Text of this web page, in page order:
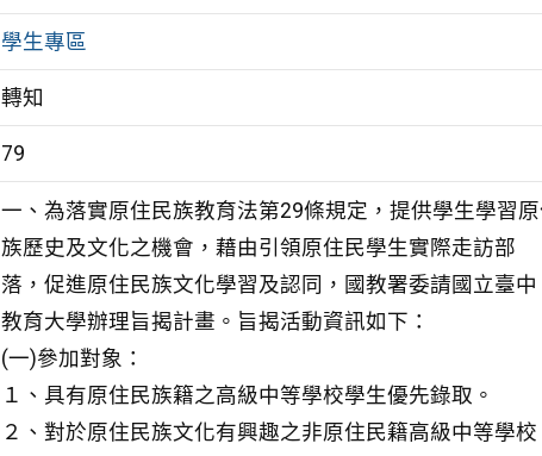
學生專區
轉知
79
一、為落實原住民族教育法第29條規定，提供學生學習
族歷史及文化之機會，藉由引領原住民學生實際走訪部
落，促進原住民族文化學習及認同，國教署委請國立臺中
教育大學辦理旨揭計畫。旨揭活動資訊如下：
(一)參加對象：
１、具有原住民族籍之高級中等學校學生優先錄取。
２、對於原住民族文化有興趣之非原住民籍高級中等學校